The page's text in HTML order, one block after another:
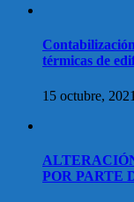
térmicas de
15 octubre, 2021
POR PARTE